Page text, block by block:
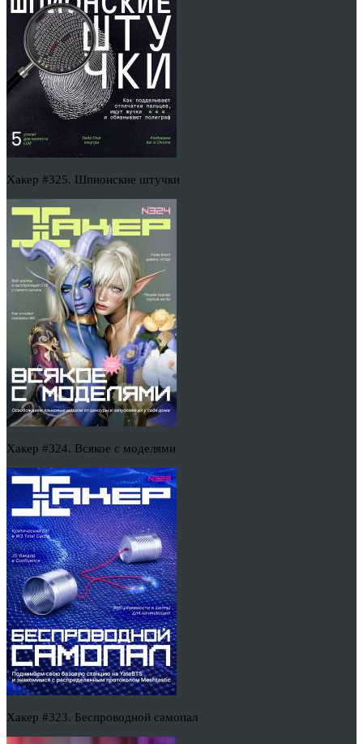
Хакер #325. Шпионские штучки
Хакер #324. Всякое с моделями
Хакер #323. Беспроводной самопал